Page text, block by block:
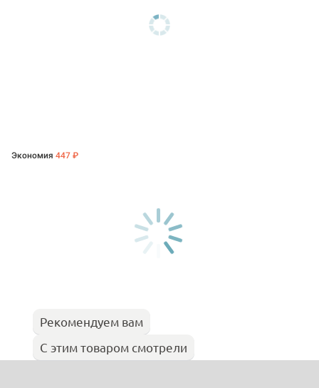
Экономия 447 ₽
Рекомендуем вам
С этим товаром смотрели